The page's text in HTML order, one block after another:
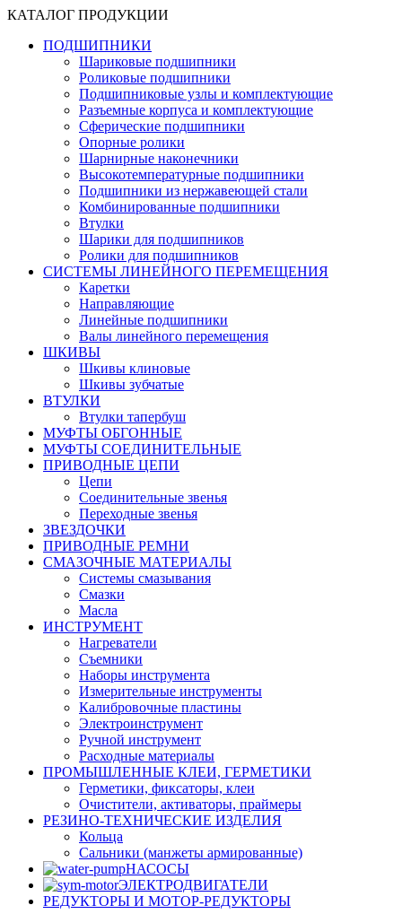
КАТАЛОГ ПРОДУКЦИИ
ПОДШИПНИКИ
Шариковые подшипники
Роликовые подшипники
Подшипниковые узлы и комплектующие
Разъемные корпуса и комплектующие
Сферические подшипники
Опорные ролики
Шарнирные наконечники
Высокотемпературные подшипники
Подшипники из нержавеющей стали
Комбинированные подшипники
Втулки
Шарики для подшипников
Ролики для подшипников
СИСТЕМЫ ЛИНЕЙНОГО ПЕРЕМЕЩЕНИЯ
Каретки
Направляющие
Линейные подшипники
Валы линейного перемещения
ШКИВЫ
Шкивы клиновые
Шкивы зубчатые
ВТУЛКИ
Втулки тапербуш
МУФТЫ ОБГОННЫЕ
МУФТЫ СОЕДИНИТЕЛЬНЫЕ
ПРИВОДНЫЕ ЦЕПИ
Цепи
Соединительные звенья
Переходные звенья
ЗВЕЗДОЧКИ
ПРИВОДНЫЕ РЕМНИ
СМАЗОЧНЫЕ МАТЕРИАЛЫ
Системы смазывания
Смазки
Масла
ИНСТРУМЕНТ
Нагреватели
Съемники
Наборы инструмента
Измерительные инструменты
Калибровочные пластины
Электроинструмент
Ручной инструмент
Расходные материалы
ПРОМЫШЛЕННЫЕ КЛЕИ, ГЕРМЕТИКИ
Герметики, фиксаторы, клеи
Очистители, активаторы, праймеры
РЕЗИНО-ТЕХНИЧЕСКИЕ ИЗДЕЛИЯ
Кольца
Сальники (манжеты армированные)
НАСОСЫ
ЭЛЕКТРОДВИГАТЕЛИ
РЕДУКТОРЫ И МОТОР-РЕДУКТОРЫ